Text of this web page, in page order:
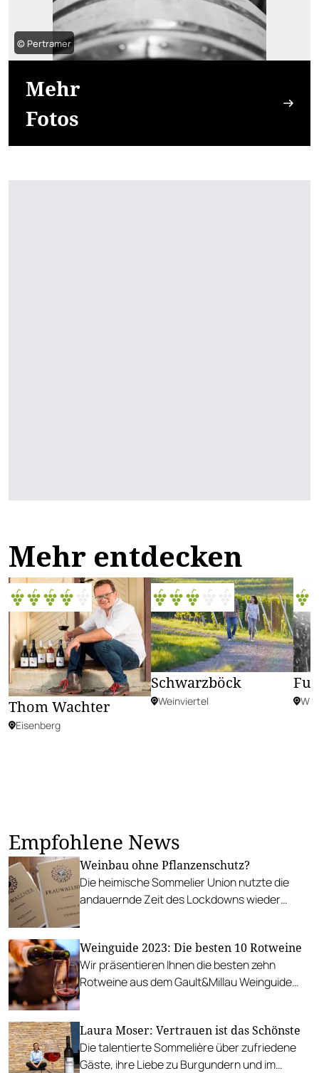
© Pertramer
Mehr
Fotos
Mehr entdecken
Thom Wachter
Eisenberg
Schwarzböck
Weinviertel
Empfohlene News
Weinbau ohne Pflanzenschutz?
Die heimische Sommelier Union nutzte die
andauernde Zeit des Lockdowns wieder
angesichts des steigenden klimatischen und
biologischen Drucks als Chance im Weinbau.
Weinguide 2023: Die besten 10 Rotweine
Wir präsentieren Ihnen die besten zehn
Rotweine aus dem Gault&Millau Weinguide
Laura Moser: Vertrauen ist das Schönste
Die talentierte Sommelière über zufriedene
Gäste, ihre Liebe zu Burgundern und im